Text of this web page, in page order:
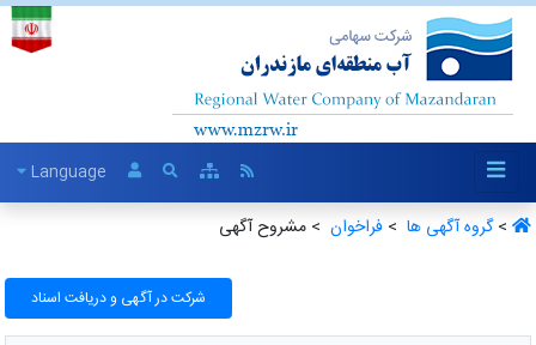
Language
>گروه آگهی ها ‏>فراخوان ‏> مشروح آگهی
شرکت در آگهی و دریافت اسناد